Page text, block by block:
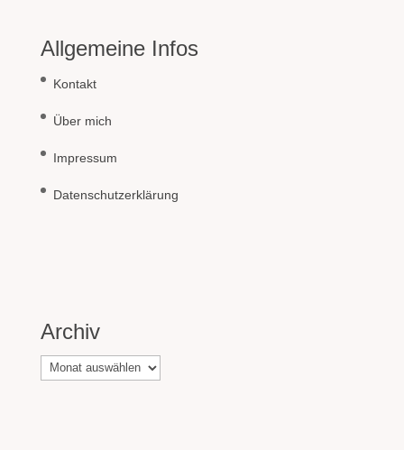
Allgemeine Infos
Kontakt
Über mich
Impressum
Datenschutzerklärung
Archiv
Archiv